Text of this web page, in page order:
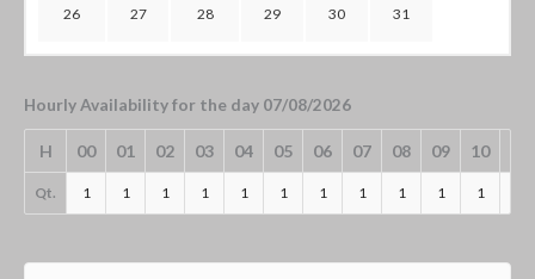
26 27 28 29 30 31
Hourly Availability for the day 07/08/2026
H 00 01 02 03 04 05 06 07 08 09 10
Qt. 1 1 1 1 1 1 1 1 1 1 1